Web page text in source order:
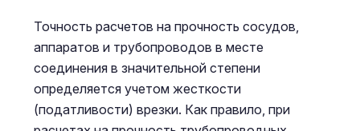
Точность расчетов на прочность сосудов,
аппаратов и трубопроводов в месте
соединения в значительной степени
определяется учетом жесткости
(податливости) врезки. Как правило, при